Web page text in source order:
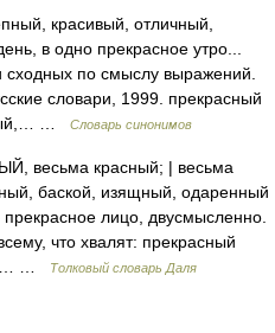
красивый, отличный,
в одно прекрасное утро...
сходных по смыслу выражений.
словари, 1999. прекрасный
…
Словарь синонимов
весьма красный; | весьма
баской, изящный, одаренный
лицо, двусмысленно.
что хвалят: прекрасный
…
Толковый словарь Даля